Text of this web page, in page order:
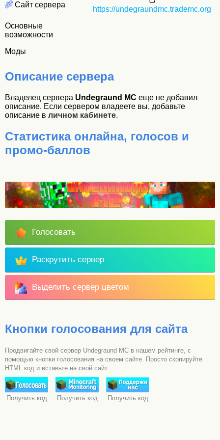
Сайт сервера
https://undegraundmc.trademc.org
Основные
возможности
Моды
Описание сервера
Владелец сервера Undegraund MC еще не добавил
описание. Если сервером владеете вы, добавьте
описание в личном кабинете.
Статистика онлайна, голосов и
промо-баллов
Голосовать
Раскрутить сервер
Выделить сервер цветом
Кнопки голосования для сайта
Продвигайте свой сервер Undegraund MC в нашем рейтинге, с
помощью кнопки голосования на своем сайте. Просто скопируйте
HTML код и вставьте на свой сайт.
Получить код Получить код Получить код